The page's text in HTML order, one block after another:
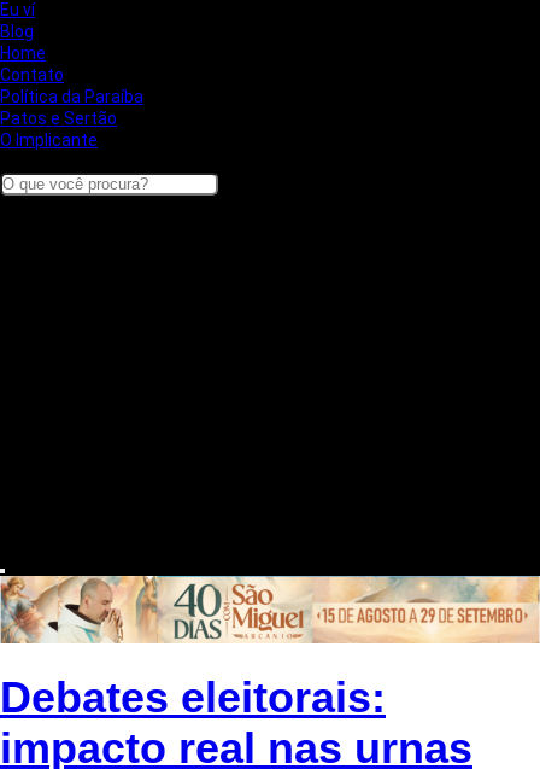
Eu ví
Blog
Home
Contato
Política da Paraíba
Patos e Sertão
O Implicante
Debates eleitorais:
impacto real nas urnas